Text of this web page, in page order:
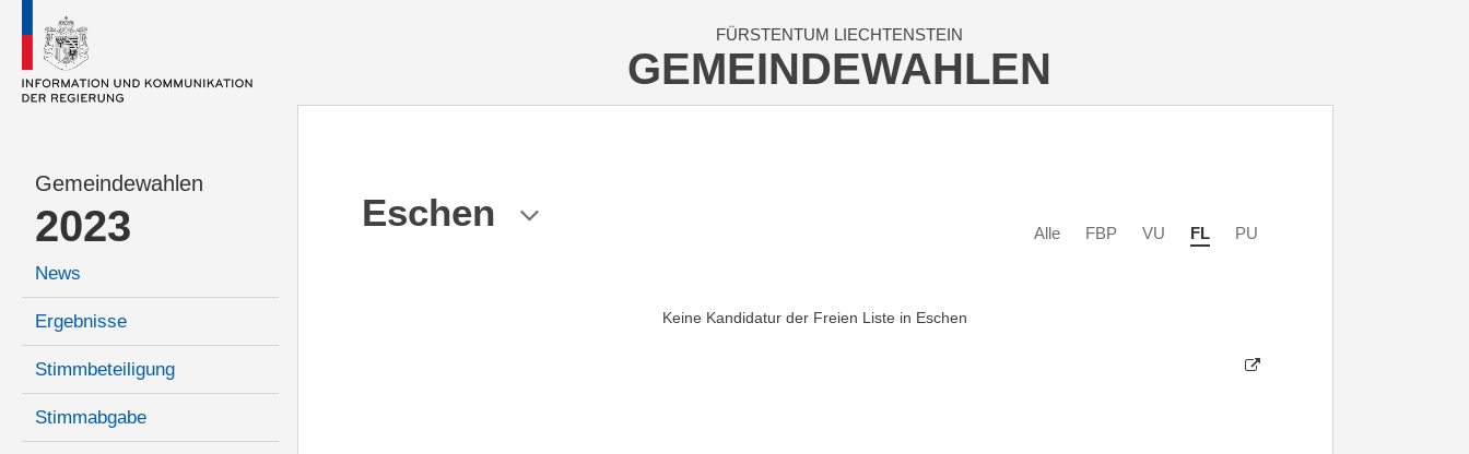
FÜRSTENTUM LIECHTENSTEIN
GEMEINDEWAHLEN
Gemeindewahlen
2023
News
Ergebnisse
Stimmbeteiligung
Stimmabgabe
Eschen Alle FBP VU FL PU
Keine Kandidatur der Freien Liste in Eschen